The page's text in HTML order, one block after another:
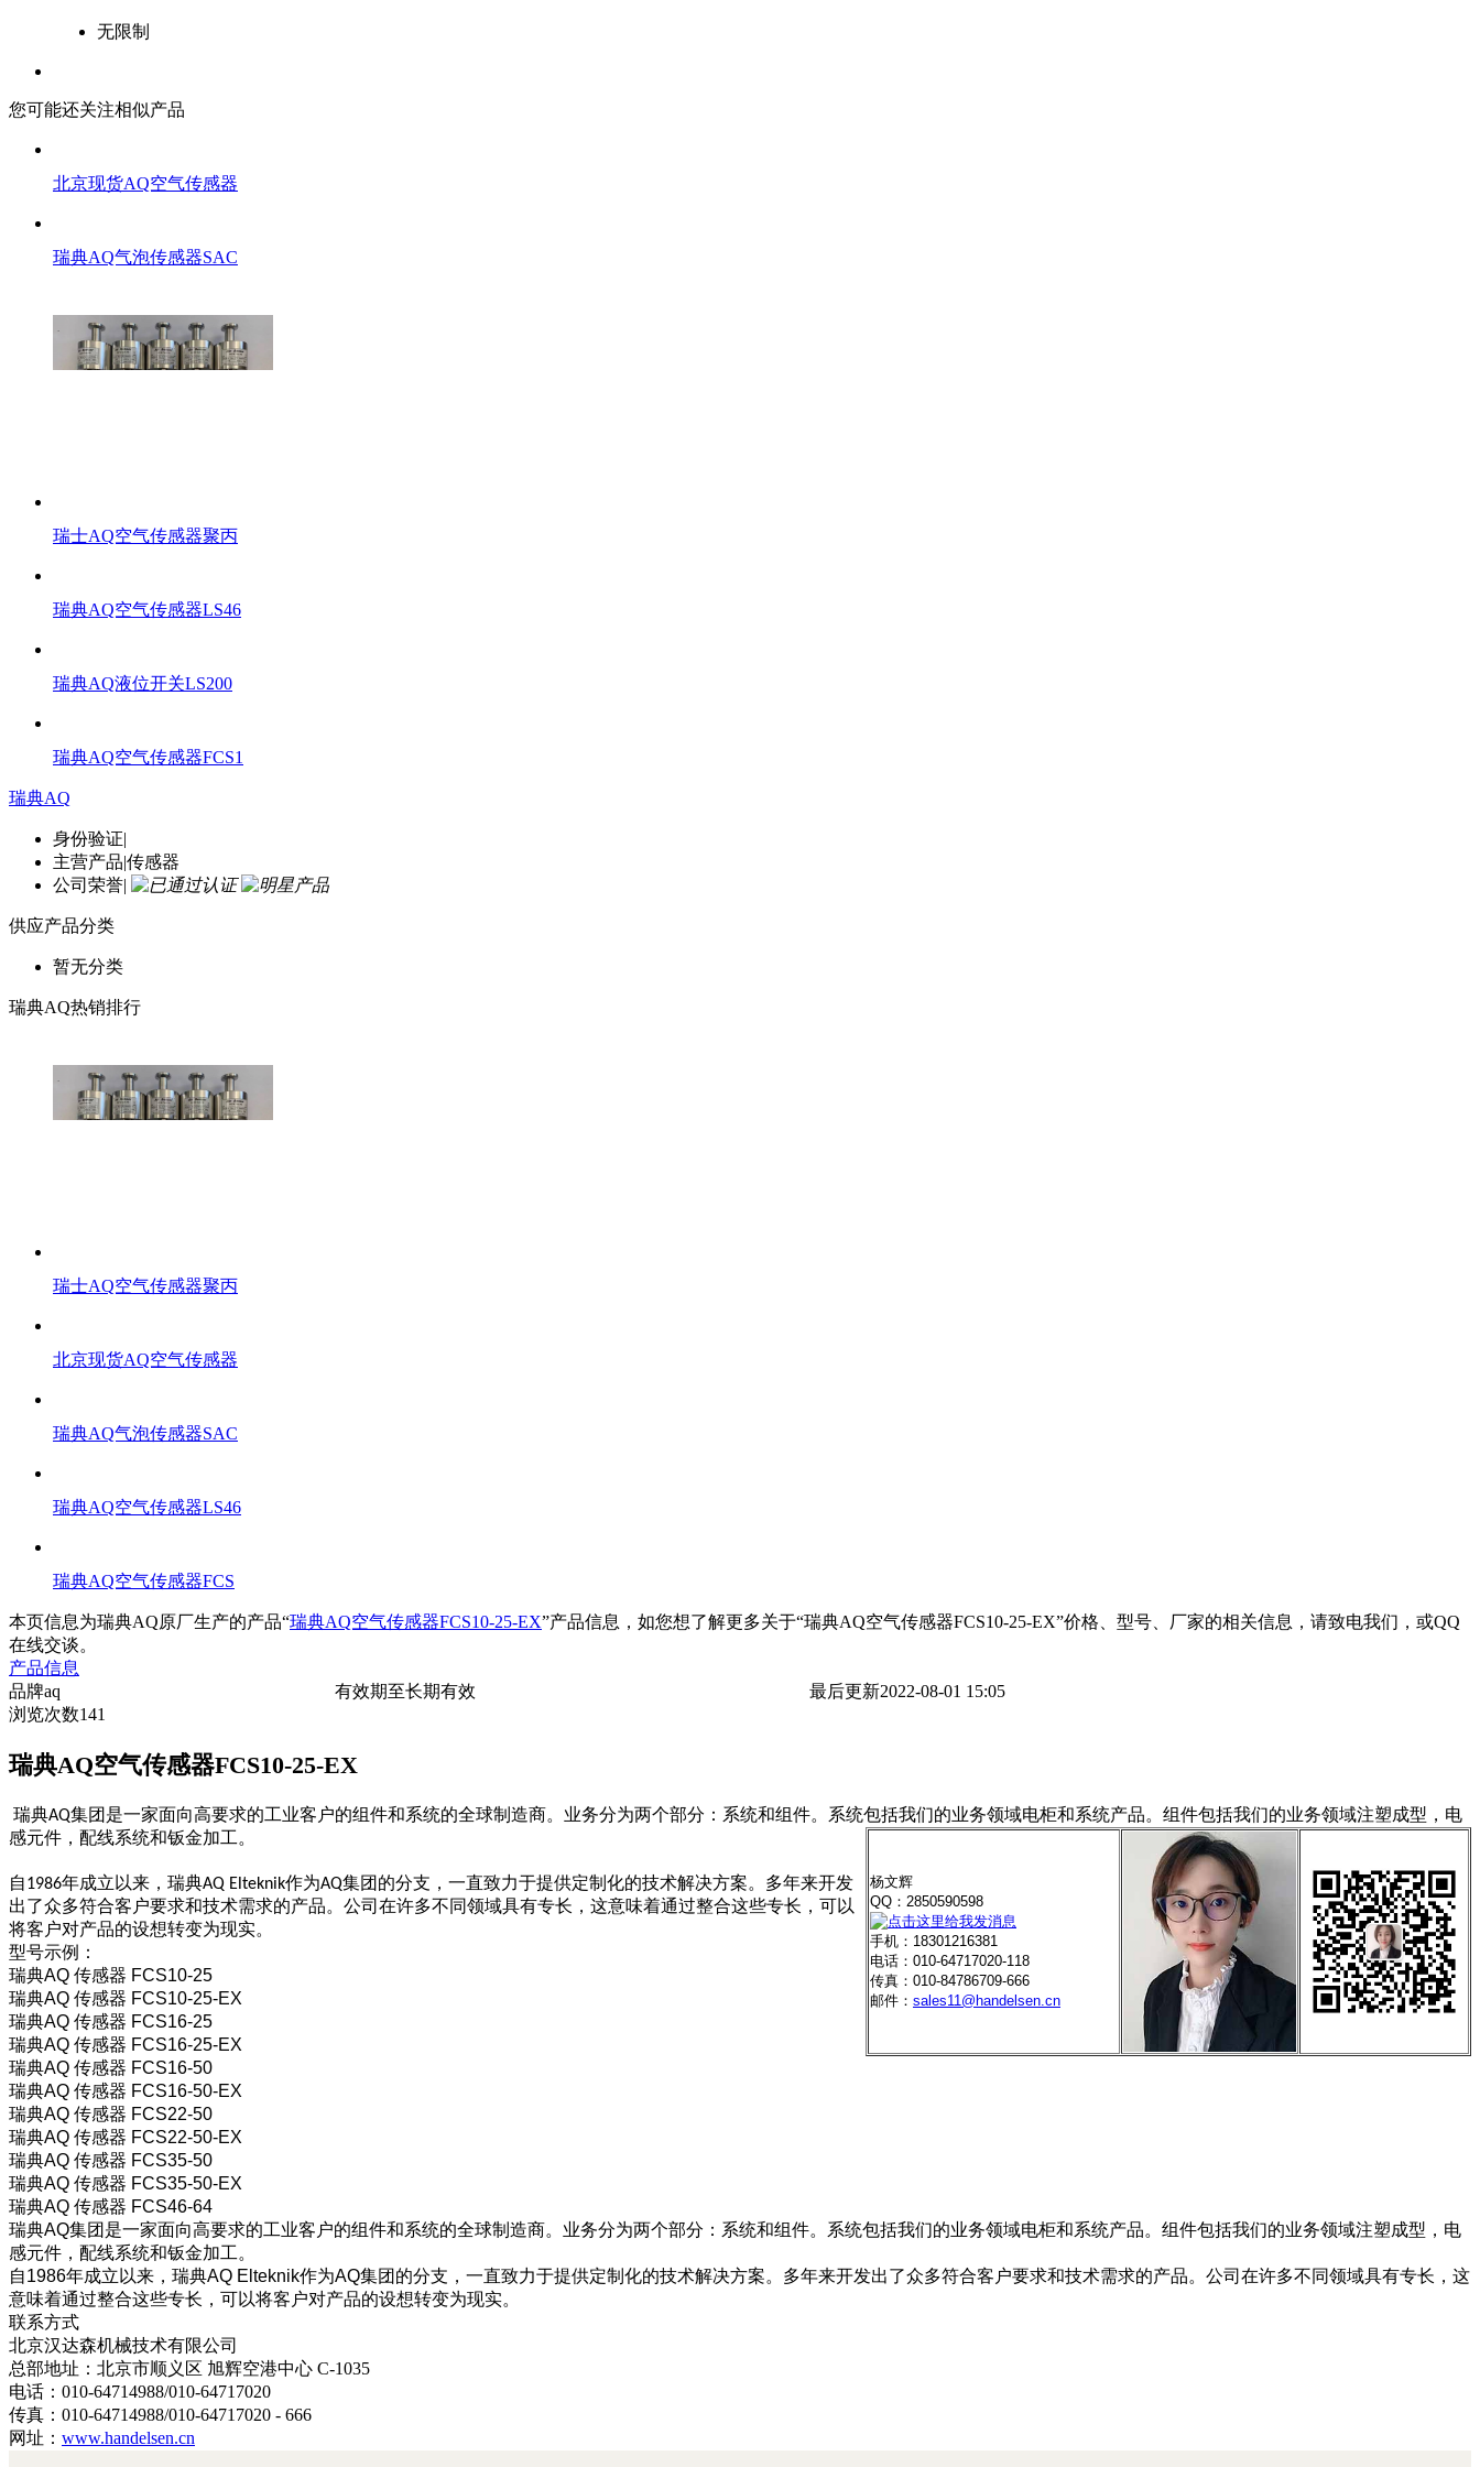
无限制
您可能还关注相似产品
北京现货AQ空气传感器
瑞典AQ气泡传感器SAC
瑞士AQ空气传感器聚丙
瑞典AQ空气传感器LS46
瑞典AQ液位开关LS200
瑞典AQ空气传感器FCS1
瑞典AQ
身份验证|
主营产品|传感器
公司荣誉|
供应产品分类
暂无分类
瑞典AQ热销排行
瑞士AQ空气传感器聚丙
北京现货AQ空气传感器
瑞典AQ气泡传感器SAC
瑞典AQ空气传感器LS46
瑞典AQ空气传感器FCS
本页信息为瑞典AQ原厂生产的产品“瑞典AQ空气传感器FCS10-25-EX”产品信息，如您想了解更多关于“瑞典AQ空气传感器FCS10-25-EX”价格、型号、厂家的相关信息，请致电我们，或QQ
在线交谈。
产品信息
品牌aq 有效期至长期有效 最后更新2022-08-01 15:05
浏览次数141
瑞典AQ空气传感器FCS10-25-EX
瑞典AQ集团是一家面向高要求的工业客户的组件和系统的全球制造商。业务分为两个部分：系统和组件。系统包括我们的业务领域电柜和系统产品。组件包括我们的业务领域注塑成型，电
感元件，配线系统和钣金加工。
杨文辉
QQ：2850590598
手机：18301216381
电话：010-64717020-118
传真：010-84786709-666
邮件： sales11@handelsen.cn
自1986年成立以来，瑞典AQ Elteknik作为AQ集团的分支，一直致力于提供定制化的技术解决方案。多年来开发
出了众多符合客户要求和技术需求的产品。公司在许多不同领域具有专长，这意味着通过整合这些专长，可以
将客户对产品的设想转变为现实。
型号示例：
瑞典AQ 传感器 FCS10-25
瑞典AQ 传感器 FCS10-25-EX
瑞典AQ 传感器 FCS16-25
瑞典AQ 传感器 FCS16-25-EX
瑞典AQ 传感器 FCS16-50
瑞典AQ 传感器 FCS16-50-EX
瑞典AQ 传感器 FCS22-50
瑞典AQ 传感器 FCS22-50-EX
瑞典AQ 传感器 FCS35-50
瑞典AQ 传感器 FCS35-50-EX
瑞典AQ 传感器 FCS46-64
瑞典AQ集团是一家面向高要求的工业客户的组件和系统的全球制造商。业务分为两个部分：系统和组件。系统包括我们的业务领域电柜和系统产品。组件包括我们的业务领域注塑成型，电
感元件，配线系统和钣金加工。
自1986年成立以来，瑞典AQ Elteknik作为AQ集团的分支，一直致力于提供定制化的技术解决方案。多年来开发出了众多符合客户要求和技术需求的产品。公司在许多不同领域具有专长，这
意味着通过整合这些专长，可以将客户对产品的设想转变为现实。
联系方式
北京汉达森机械技术有限公司
总部地址：北京市顺义区 旭辉空港中心 C-1035
电话：010-64714988/010-64717020
传真：010-64714988/010-64717020 - 666
网址： www.handelsen.cn